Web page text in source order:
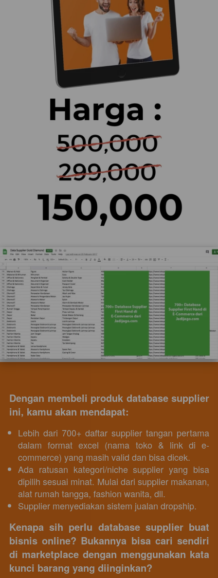
Dengan membeli produk database supplier
ini, kamu akan mendapat:
Lebih dari 700+ daftar supplier tangan pertama
dalam format excel (nama toko & link di e-
commerce) yang masih valid dan bisa dicek.
Ada ratusan kategori/niche supplier yang bisa
dipilih sesuai minat. Mulai dari supplier makanan,
alat rumah tangga, fashion wanita, dll.
Supplier menyediakan sistem jualan dropship.
Kenapa sih perlu database supplier buat
bisnis online? Bukannya bisa cari sendiri
di marketplace dengan menggunakan kata
kunci barang yang diinginkan?